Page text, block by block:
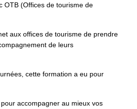
OTB (Offices de tourisme de
aux offices de tourisme de prendre
de leurs
cette formation a eu pour
accompagner au mieux vos